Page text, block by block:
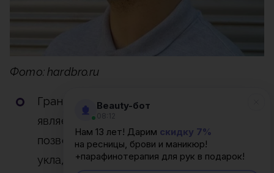
Фото: hardbro.ru
Гранж
. Отличительной особенностью
является отсутствие пробора, что
позволяет не обращаться за помощью в
укладке к парикмахеру, а делать ее
Beauty-бот
08:12
Нам 13 лет! Дарим скидку 7%
на ресницы, брови и маникюр!
+парафинотерапия для рук в подарок!